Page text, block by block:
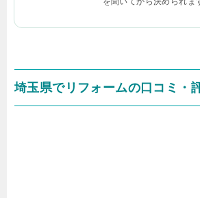
埼玉県でリフォームの口コミ・